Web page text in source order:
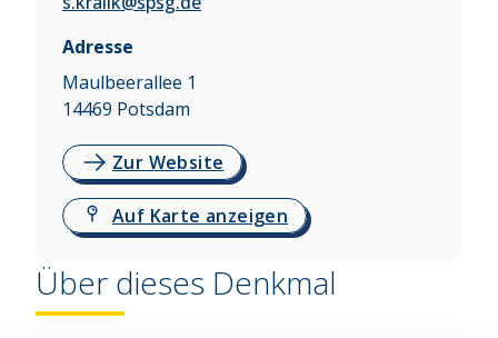
Adresse
Maulbeerallee 1
14469 Potsdam
Zur Website
Auf Karte anzeigen
Über dieses Denkmal